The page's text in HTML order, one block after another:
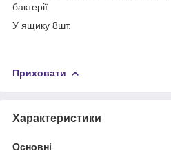
бактерії.
У ящику 8шт.
Приховати
Характеристики
Основні